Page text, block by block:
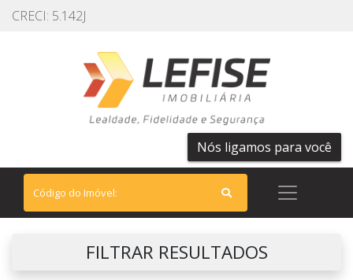
CRECI: 5.142J
Nós ligamos para você
FILTRAR RESULTADOS